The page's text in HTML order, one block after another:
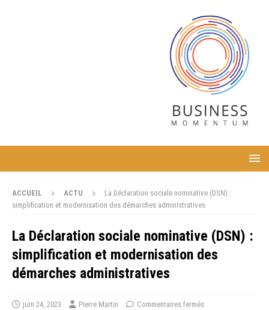
ACCUEIL ACTU
La Déclaration sociale nominative (DSN) :
simplification et modernisation des démarches administratives
La Déclaration sociale nominative (DSN) :
simplification et modernisation des
démarches administratives
juin 24, 2023 Pierre Martin Commentaires fermés